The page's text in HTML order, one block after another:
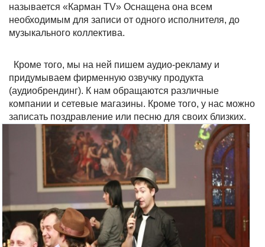
называется «Карман TV» Оснащена она всем
необходимым для записи от одного исполнителя, до
музыкального коллектива.
Кроме того, мы на ней пишем аудио-рекламу и
придумываем фирменную озвучку продукта
(аудиобрендинг). К нам обращаются различные
компании и сетевые магазины. Кроме того, у нас можно
записать поздравление или песню для своих близких.